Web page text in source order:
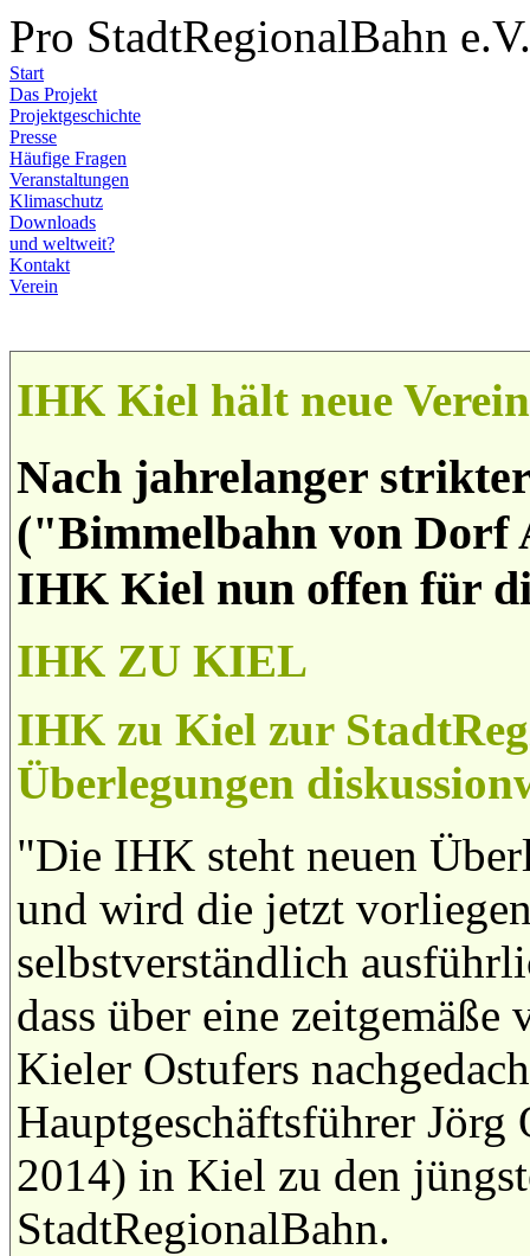
Pro StadtRegionalBahn e.V.
Start
Das Projekt
Projektgeschichte
Presse
Häufige Fragen
Veranstaltungen
Klimaschutz
Downloads
und weltweit?
Kontakt
Verein
IHK Kiel hält neue
Nach jahrelanger
("Bimmelbahn von Dorf
IHK Kiel nun offen für
IHK ZU KIEL
IHK zu Kiel zur
Überlegungen
"Die IHK steht neuen
und wird die jetzt
selbstverständlich
dass über eine
Kieler Ostufers
Hauptgeschäftsführer
2014) in Kiel zu den
StadtRegionalBahn.